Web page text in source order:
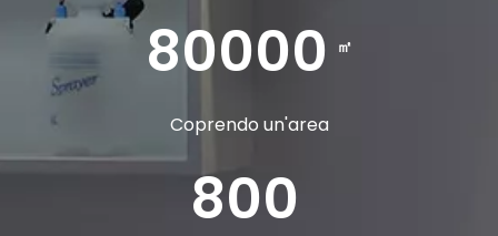
80000 ㎡
Coprendo un'area
800